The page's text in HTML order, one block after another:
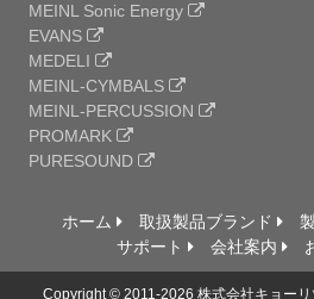
MEINL Sonic Energy
EVANS
MEDELI
MEINL-CYMBALS
MEINL-PERCUSSION
PROMARK
PURESOUND
ホーム 取扱製品ブランド
サポート
会社案内
Copyright © 2011-2026 株式会社キョーリ